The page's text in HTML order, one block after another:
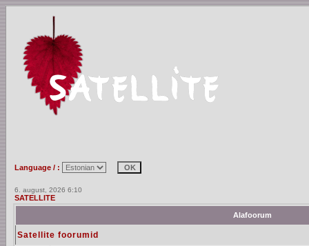
Language / :
6. august, 2026 6:10
SATELLITE
Alafoorum
Satellite foorumid